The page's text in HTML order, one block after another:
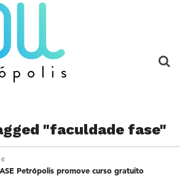
"faculdade fase"
Petrópolis promove curso gratuito